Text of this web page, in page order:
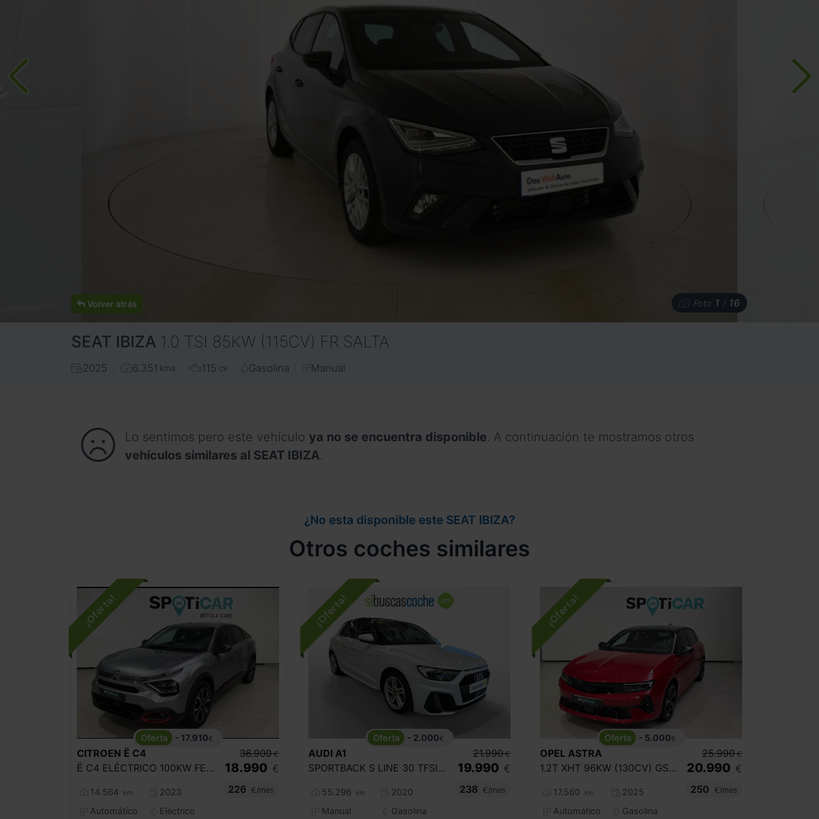
Volver atrás Foto 1 / 16
SEAT IBIZA 1.0 TSI 85KW (115CV) FR SALTA
2025 6.351 kms 115 cv Gasolina Manual
Lo sentimos pero este vehículo ya no se encuentra disponible. A continuación te mostramos otros
vehículos similares al SEAT IBIZA.
¿No esta disponible este SEAT IBIZA?
Otros coches similares
- 17.910€
CITROEN Ë C4
Ë C4 ELÉCTRICO 100KW FEEL PACK
14.564 km
2023
Automático
Eléctrico
36.900 €
18.990 €
226
€/mes
- 2.000€
AUDI A1
SPORTBACK S LINE 30 TFSI 85KW (116CV)
55.296 km
2020
Manual
Gasolina
21.990 €
19.990 €
238
€/mes
- 5.000€
OPEL ASTRA
1.2T XHT 96KW (130CV) GS AUTO
17.560 km
2025
Automático
Gasolina
25.990 €
20.990 €
250
€/mes